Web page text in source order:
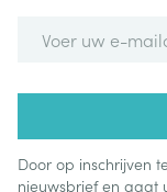
Door op inschrijven
nieuwsbrief en gaat